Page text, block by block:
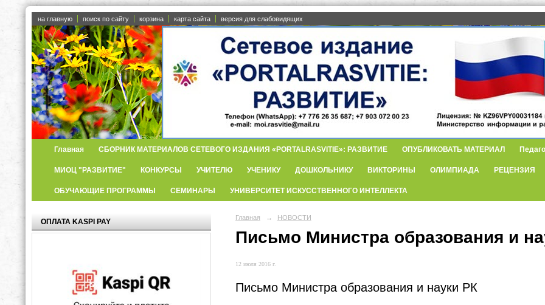
на главную поиск по сайту корзина карта сайта версия для слабовидящих
Главная СБОРНИК МАТЕРИАЛОВ СЕТЕВОГО ИЗДАНИЯ «PORTALRASVITIE»: РАЗВИТИЕ ОПУБЛИКОВАТЬ МАТЕРИАЛ
МИОЦ "РАЗВИТИЕ" КОНКУРСЫ УЧИТЕЛЮ УЧЕНИКУ ДОШКОЛЬНИКУ ВИКТОРИНЫ ОЛИМПИАДА РЕЦЕНЗИЯ
ОБУЧАЮЩИЕ ПРОГРАММЫ СЕМИНАРЫ УНИВЕРСИТЕТ ИСКУССТВЕННОГО ИНТЕЛЛЕКТА
ОПЛАТА KASPI PAY Главная → НОВОСТИ
Письмо Министра образования и
12 июля 2016 г.
Письмо Министра образования и науки РК